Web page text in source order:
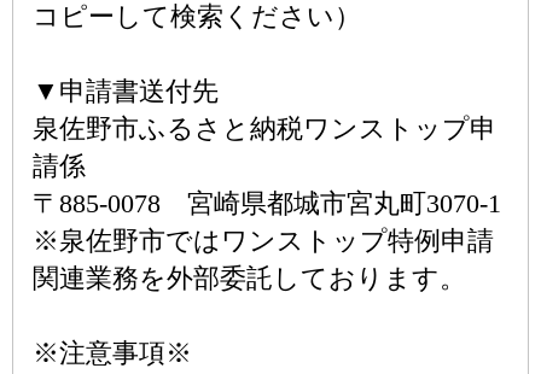
コピーして検索ください）
▼申請書送付先
泉佐野市ふるさと納税ワンストップ申
請係
〒885-0078 宮崎県都城市宮丸町3070-1
※泉佐野市ではワンストップ特例申請
関連業務を外部委託しております。
※注意事項※